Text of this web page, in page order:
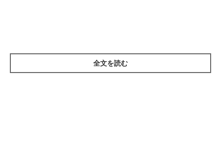
お尻がチクチク、ムズムズしているとき、猫はまず舐めますが、
全文を読む